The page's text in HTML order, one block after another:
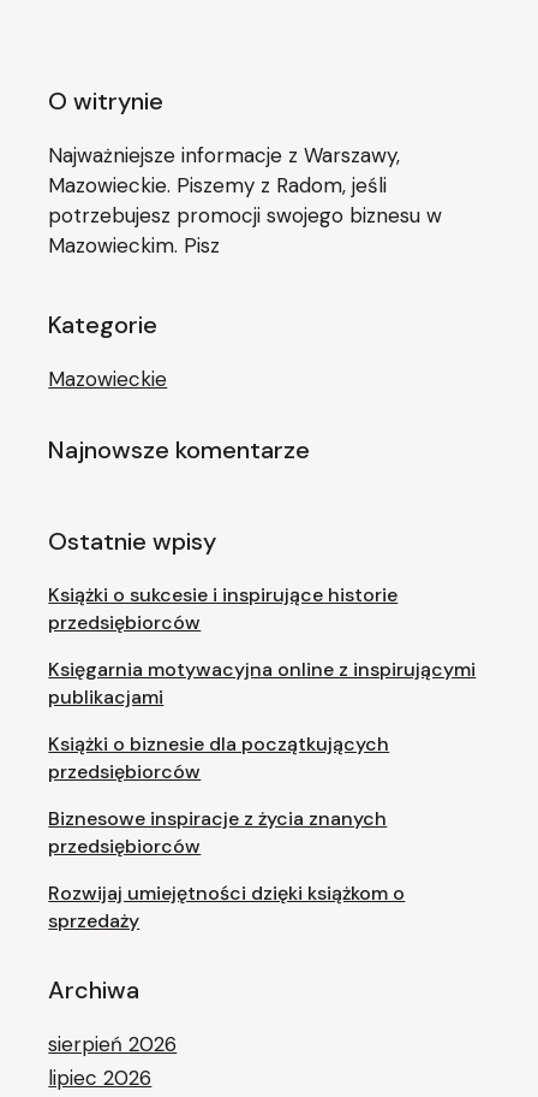
O witrynie
Najważniejsze informacje z Warszawy,
Mazowieckie. Piszemy z Radom, jeśli
potrzebujesz promocji swojego biznesu w
Mazowieckim. Pisz
Kategorie
Mazowieckie
Najnowsze komentarze
Ostatnie wpisy
Książki o sukcesie i inspirujące historie
przedsiębiorców
Księgarnia motywacyjna online z inspirującymi
publikacjami
Książki o biznesie dla początkujących
przedsiębiorców
Biznesowe inspiracje z życia znanych
przedsiębiorców
Rozwijaj umiejętności dzięki książkom o
sprzedaży
Archiwa
sierpień 2026
lipiec 2026